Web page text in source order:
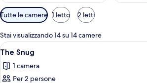
Filtri
disponibili
per
le
camere
Tutte le camere 1 letto 2 letti
Stai visualizzando 14 su 14 camere
Apri
tutte
le
Una
8
The Snug
1 camera
Per 2 persone